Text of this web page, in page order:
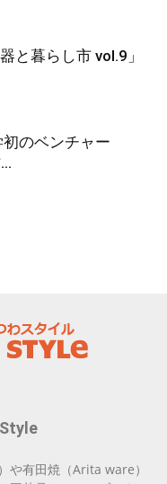
暮らし市 vol.9」
のベンチャー
や有田焼（Arita ware）